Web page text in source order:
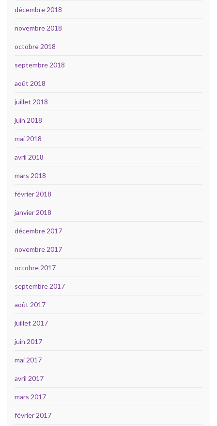
décembre 2018
novembre 2018
octobre 2018
septembre 2018
août 2018
juillet 2018
juin 2018
mai 2018
avril 2018
mars 2018
février 2018
janvier 2018
décembre 2017
novembre 2017
octobre 2017
septembre 2017
août 2017
juillet 2017
juin 2017
mai 2017
avril 2017
mars 2017
février 2017